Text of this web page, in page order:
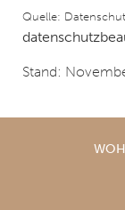
Quelle:
Stand: